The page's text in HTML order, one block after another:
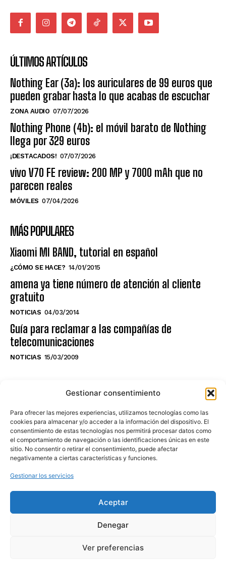
Gestionar consentimiento
Para ofrecer las mejores experiencias, utilizamos tecnologías como las
cookies para almacenar y/o acceder a la información del dispositivo. El
consentimiento de estas tecnologías nos permitirá procesar datos como
el comportamiento de navegación o las identificaciones únicas en este
sitio. No consentir o retirar el consentimiento, puede afectar
negativamente a ciertas características y funciones.
Gestionar los servicios
Aceptar
Denegar
Ver preferencias
ÚLTIMOS ARTÍCULOS
Nothing Ear (3a): los auriculares de 99 euros que
pueden grabar hasta lo que acabas de escuchar
ZONA AUDIO 07/07/2026
Nothing Phone (4b): el móvil barato de Nothing
llega por 329 euros
¡DESTACADOS! 07/07/2026
vivo V70 FE review: 200 MP y 7000 mAh que no
parecen reales
MÓVILES 07/04/2026
MÁS POPULARES
Xiaomi MI BAND, tutorial en español
¿CÓMO SE HACE? 14/01/2015
amena ya tiene número de atención al cliente
gratuito
NOTICIAS 04/03/2014
Guía para reclamar a las compañías de
telecomunicaciones
NOTICIAS 15/03/2009
NO TE PIERDAS LO ÚLTIMO DEL CANAL
Haz clic en «Estoy de acuerdo» para
activar Youtube
POLÍTICA DE COOKIES